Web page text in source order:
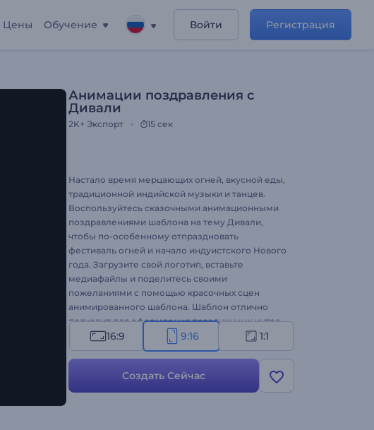
Цены Обучение Войти Регистрация
Анимации поздравления с
Дивали
2K+ Экспорт 15 сек
Настало время мерцающих огней, вкусной еды,
традиционной индийской музыки и танцев.
Воспользуйтесь сказочными анимационными
поздравлениями шаблона на тему Дивали,
чтобы по-особенному отпраздновать
фестиваль огней и начало индуистского Нового
года. Загрузите свой логотип, вставьте
медиафайлы и поделитесь своими
пожеланиями с помощью красочных сцен
анимированного шаблона. Шаблон отлично
подходит для оформления праздничных интро,
видеооткрыток, приглашений на торжества и
многого другого. Создайте свое видео!
16:9 9:16 1:1
Создать Сейчас